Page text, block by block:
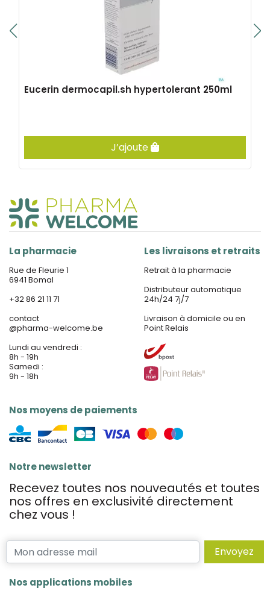
Eucerin dermocapil.sh hypertolerant 250ml
J’ajoute
La pharmacie
Rue de Fleurie 1
6941 Bomal
+32 86 21 11 71
contact
@pharma-welcome.be
Lundi au vendredi :
8h - 19h
Samedi :
9h - 18h
Nos moyens de paiements
Les livraisons et retraits
Retrait à la pharmacie
Distributeur automatique
24h/24 7j/7
Livraison à domicile ou en
Point Relais
Notre newsletter
Recevez toutes nos nouveautés et toutes
nos offres en exclusivité directement
chez vous !
Envoyez
Nos applications mobiles